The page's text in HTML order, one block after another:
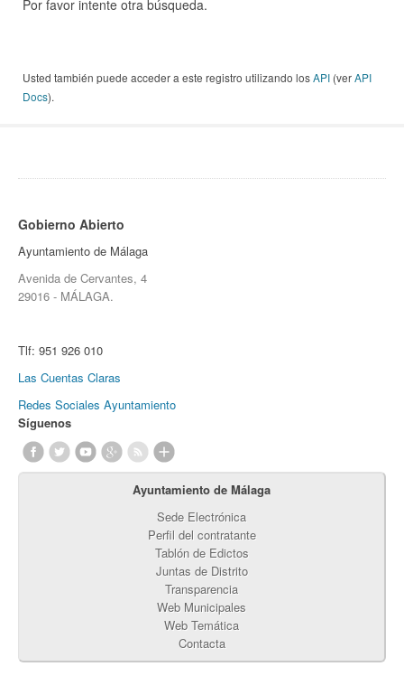
Por favor intente otra búsqueda.
Usted también puede acceder a este registro utilizando losAPI (verAPI
Docs).
Gobierno Abierto
Ayuntamiento de Málaga
Avenida de Cervantes, 4
29016 - MÁLAGA.
Tlf: 951 926 010
Las Cuentas Claras
Redes Sociales Ayuntamiento
Síguenos
Ayuntamiento de Málaga
Sede Electrónica
Perfil del contratante
Tablón de Edictos
Juntas de Distrito
Transparencia
Web Municipales
Web Temática
Contacta